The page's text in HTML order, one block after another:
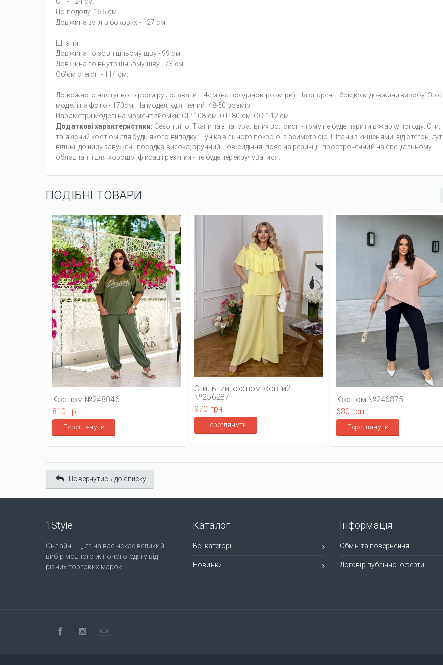
По подолу- 156 см.
Довжина вуглів бокових - 127 см.
Штани:
Довжина по зовнішньому шву - 99 см.
Довжина по внутрішньому шву - 73 см.
Об'єм стегон - 114 см.
До кожного наступного розміру додавати + 4см (на поодинокі розміри). На спарені +8см,крім довжини виробу.
моделі на фото - 170см. На моделі одягнений: 48-50 розмір.
Параметри моделі на момент зйомки: ОГ: 108 см. ОТ: 80 см. ОС: 112 см.
Додаткові характеристики: Сезон літо. Тканина з натуральних волокон - тому не буде парити в жарку погоду.
та якісний костюм для будь якого випадку. Туніка вільного покрою, з асиметрією. Штани з кишенями, від стегон
вільні, до низу завужені. посадка висока, зручний шов сидіння, пояс на резинці - простроченний на спеціальному
обладнанні для хорошої фіксаціі резинки - не буде перекручуватися.
ПОДІБНІ ТОВАРИ
Костюм №248046
810 грн.
Переглянути
Стильний костюм жовтий
№256287
970 грн.
Переглянути
Костюм №246875
680 грн.
Переглянути
Повернутись до списку
1Style
Онлайн ТЦ, де на вас чекає великий
вибір модного жіночого одягу від
різних торгових марок.
Каталог
Всі категорії
Новинки
Інформація
Обмін та повернення
Договір публічної оферти